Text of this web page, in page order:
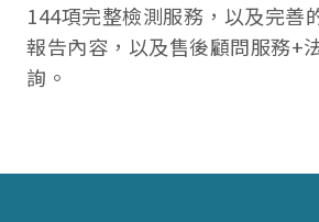
144項完整檢測服務，以及完善
報告內容，以及售後顧問服務+
詢。